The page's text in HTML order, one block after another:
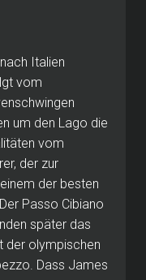
Italien
vom
um den Lago die
vom
der zur
der besten
Passo Cibiano
später das
der olympischen
Dass James